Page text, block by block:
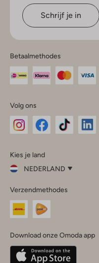
Schrijf je in
Betaalmethodes
Volg ons
InstagramFacebook
Kies je land
NEDERLAND
je
land
Nederland
Belgique(Français)
Deutschland
Verzendmethodes
Download onze Omoda app